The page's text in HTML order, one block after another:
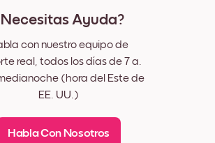
Ayuda?
con nuestro equipo de
real, todos los días de 7 a.
(hora del Este de
EE. UU.)
Habla Con Nosotros